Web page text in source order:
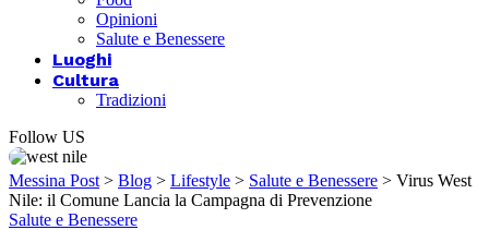
Opinioni
Salute e Benessere
Luoghi
Cultura
Tradizioni
Follow US
Messina Post > Blog > Lifestyle > Salute e Benessere > Virus West
Nile: il Comune Lancia la Campagna di Prevenzione
Salute e Benessere